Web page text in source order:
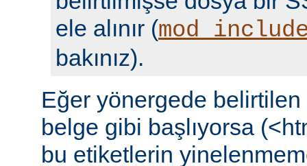
ele alınır (
bakınız).
Eğer yönergede
belge gibi başlıyorsa
bu etiketlerin